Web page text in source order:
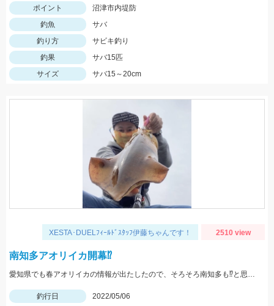
ポイント
沼津市内堤防
釣魚
サバ
釣り方
サビキ釣り
釣果
サバ15匹
サイズ
サバ15～20cm
XESTA･DUELﾌｨｰﾙﾄﾞｽﾀｯﾌ伊藤ちゃんです！ 2510 view
南知多アオリイカ開幕⁉️
愛知県でも春アオリイカの情報が出たしたので、そろそろ南知多も⁉️と思いアオリイカを狙いに行ってきました！
釣行日
2022/05/06